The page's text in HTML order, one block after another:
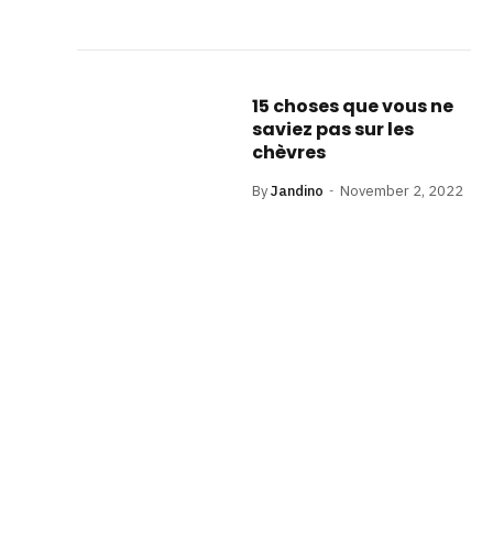
15 choses que vous ne
saviez pas sur les
chèvres
ByJandino November 2, 2022